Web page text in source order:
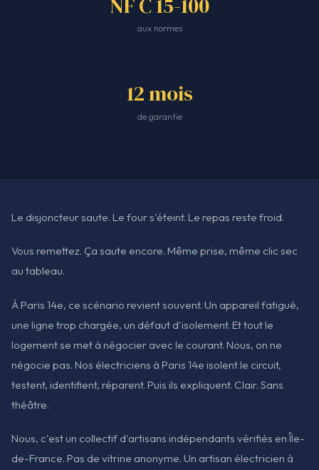
aux normes
12 mois
de garantie
Le disjoncteur saute. Le four s'éteint. Le repas reste froid.
Vous remettez. Ça saute encore. Même prise, même clic sec
au tableau.
À Paris 14e, ce scénario revient souvent. Un appareil fatigué,
une ligne trop chargée, un défaut d'isolement. Et tout le
logement se met à négocier avec le courant. Nous, on ne
négocie pas. Nos électriciens à Paris 14e isolent le circuit,
testent, identifient, réparent. Puis ils expliquent. Clair. Sans
théâtre.
Nous, c'est un collectif d'artisans indépendants vérifiés en Île-
de-France. Pas de vitrine anonyme. Un artisan électricien à